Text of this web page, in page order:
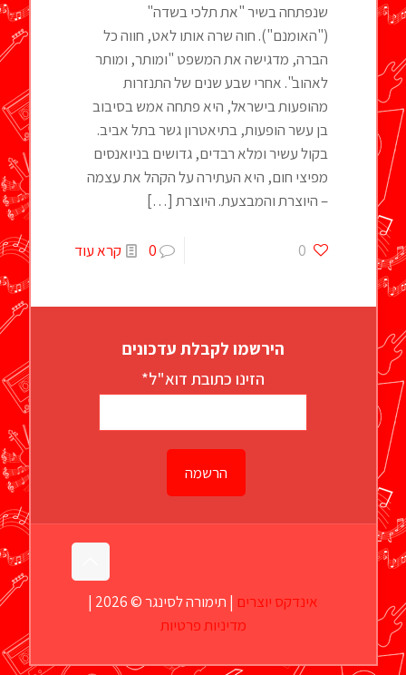
שנפתחה בשיר "את תלכי בשדה"
("האומנם"). חוה שרה אותו לאט, חווה כל
הברה, מדגישה את המשפט "ומותר, ומותר
לאהוב". אחרי שבע שנים של התנזרות
מהופעות בישראל, היא פתחה אמש בסיבוב
בן עשר הופעות, בתיאטרון גשר בתל אביב.
בקול עשיר ומלא רבדים, גדושים בניואנסים
מפיצי חום, היא העתירה על הקהל את עצמה
– היוצרת והמבצעת. היוצרת […]
0
0 קרא עוד
הירשמו לקבלת עדכונים
הזינו כתובת דוא"ל*
אינדקס יוצרים | תימורה לסינגר © 2026 |
מדיניות פרטיות